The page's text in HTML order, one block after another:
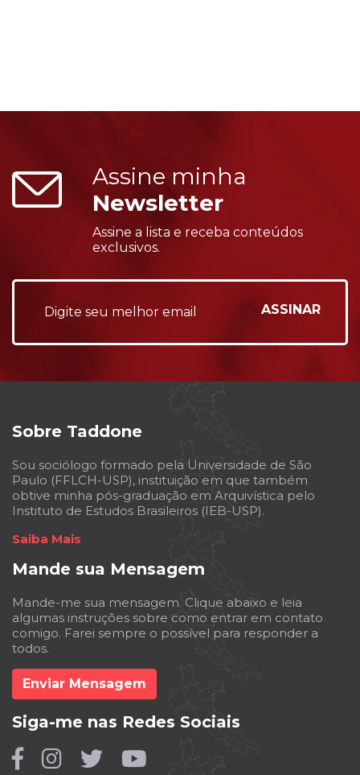
Assine minha
Newsletter
Assine a lista e receba conteúdos
exclusivos.
Sobre Taddone
Sou sociólogo formado pela Universidade de São
Paulo (FFLCH-USP), instituição em que também
obtive minha pós-graduação em Arquivística pelo
Instituto de Estudos Brasileiros (IEB-USP).
Saiba Mais
Mande sua Mensagem
Mande-me sua mensagem. Clique abaixo e leia
algumas instruções sobre como entrar em contato
comigo. Farei sempre o possível para responder a
todos.
Enviar Mensagem
Siga-me nas Redes Sociais